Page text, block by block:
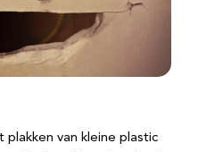
plakken van kleine plastic